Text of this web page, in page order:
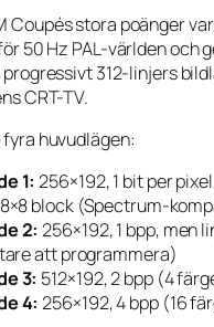
Coupés stora poänger
50 Hz PAL-världen och
312-linjers
CRT-TV.
fyra huvudlägen:
1: 256×192, 1 bit per
block (Spectrum-
2: 256×192, 1 bpp, men
att programmera)
3: 512×192, 2 bpp (4
4: 256×192, 4 bpp (16